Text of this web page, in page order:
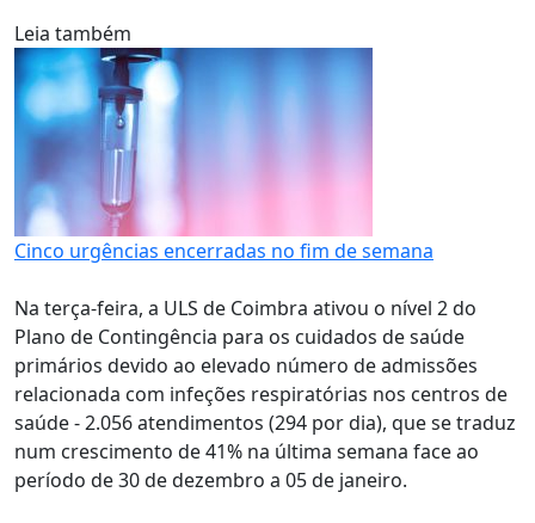
Leia também
Cinco urgências encerradas no fim de semana
Na terça-feira, a ULS de Coimbra ativou o nível 2 do
Plano de Contingência para os cuidados de saúde
primários devido ao elevado número de admissões
relacionada com infeções respiratórias nos centros de
saúde - 2.056 atendimentos (294 por dia), que se traduz
num crescimento de 41% na última semana face ao
período de 30 de dezembro a 05 de janeiro.